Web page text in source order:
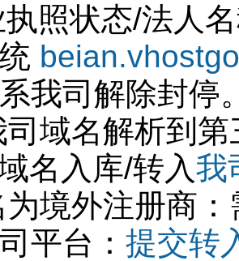
照状态/法人
我司解除封停
司域名解析到
名入库/转入我
为境外注册商
平台： 提交转